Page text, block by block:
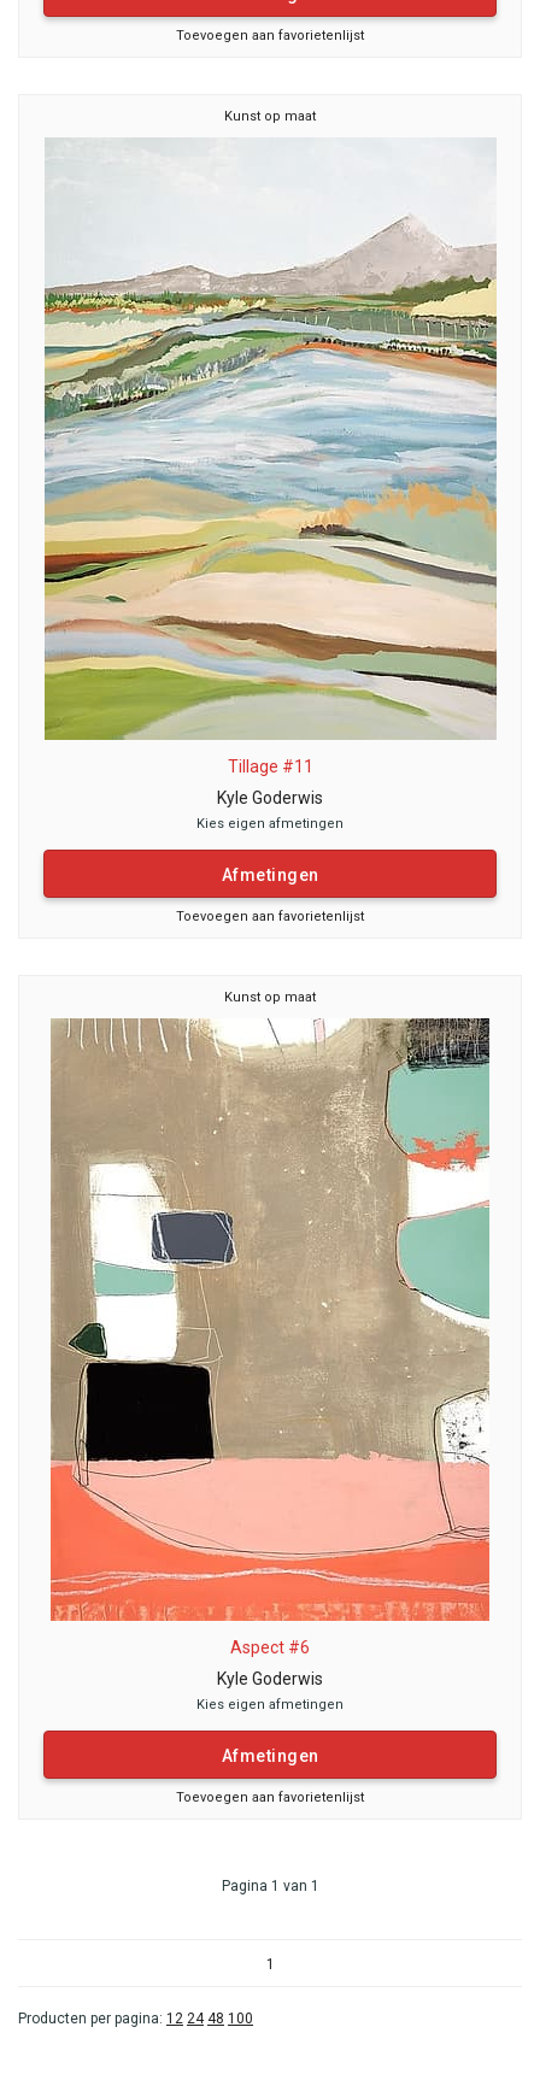
Toevoegen aan favorietenlijst
Kunst op maat
Tillage #11
Kyle Goderwis
Kies eigen afmetingen
Afmetingen
Toevoegen aan favorietenlijst
Kunst op maat
Aspect #6
Kyle Goderwis
Kies eigen afmetingen
Afmetingen
Toevoegen aan favorietenlijst
Pagina 1 van 1
1
Producten per pagina: 12 24 48 100